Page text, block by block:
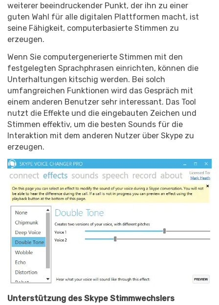
weiterer beeindruckender Punkt, der ihn zu einer
guten Wahl für alle digitalen Plattformen macht, ist
seine Fähigkeit, computerbasierte Stimmen zu
erzeugen.
Wenn Sie computergenerierte Stimmen mit den
festgelegten Sprachphrasen einrichten, können die
Unterhaltungen kitschig werden. Bei solch
umfangreichen Funktionen wird das Gespräch mit
einem anderen Benutzer sehr interessant. Das Tool
nutzt die Effekte und die eingebauten Zeichen und
Stimmen effektiv, um die besten Sounds für die
Interaktion mit dem anderen Nutzer über Skype zu
erzeugen.
Unterstützung des Skype Stimmwechslers